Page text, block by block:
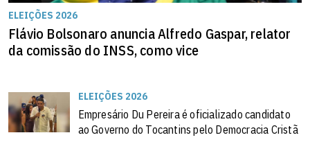
ELEIÇÕES 2026
Flávio Bolsonaro anuncia Alfredo Gaspar, relator
da comissão do INSS, como vice
ELEIÇÕES 2026
Empresário Du Pereira é oficializado candidato
ao Governo do Tocantins pelo Democracia Cristã